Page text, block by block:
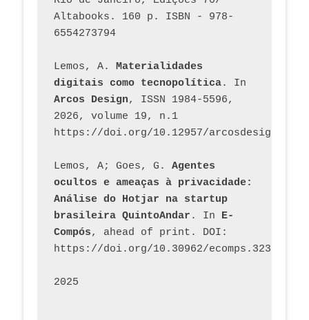
Altabooks. 160 p. ISBN - 978-
6554273794
Lemos, A. Materialidades
digitais como tecnopolítica
Arcos Design, ISSN 1984-5596,
2026, volume 19, n.1
https://doi.org/10.12957/
Lemos, A; Goes, G. Agentes
ocultos e ameaças à privacidade:
Análise do Hotjar na startup
brasileira QuintoAndar . In E-
Compós, ahead of print. DOI:
https://doi.org/10.30962/ecomps.3231
2025